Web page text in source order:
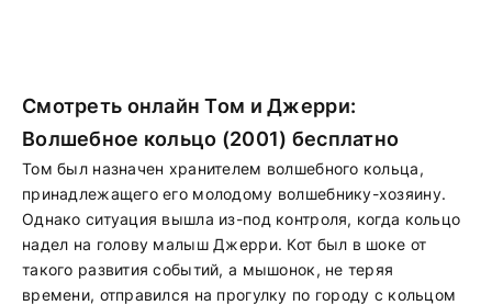
Смотреть онлайн Том и Джерри:
Волшебное кольцо (2001) бесплатно
Том был назначен хранителем волшебного кольца,
принадлежащего его молодому волшебнику-хозяину.
Однако ситуация вышла из-под контроля, когда кольцо
надел на голову малыш Джерри. Кот был в шоке от
такого развития событий, а мышонок, не теряя
времени, отправился на прогулку по городу с кольцом